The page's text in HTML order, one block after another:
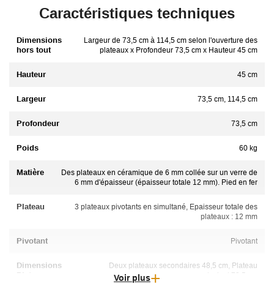
Caractéristiques techniques
Dimensions
hors tout
Largeur de 73,5 cm à 114,5 cm selon l'ouverture des
plateaux x Profondeur 73,5 cm x Hauteur 45 cm
Hauteur 45 cm
Largeur 73,5 cm, 114,5 cm
Profondeur 73,5 cm
Poids 60 kg
Matière
Des plateaux en céramique de 6 mm collée sur un verre de
6 mm d'épaisseur (épaisseur totale 12 mm). Pied en fer
Plateau
3 plateaux pivotants en simultané, Epaisseur totale des
plateaux : 12 mm
Pivotant Pivotant
Dimensions
Plateau
Deux plateaux secondaires 48,5 cm, Plateau
principal 73,5 cm
Voir plus